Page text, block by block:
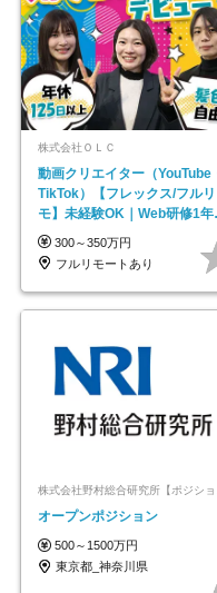
株式会社ＯＬＣ
動画クリエイター（YouTube
TikTok）【フレックス/フルリ
モ】未経験OK｜Web研修1年
｜副業OK
300～350万円
フルリモートあり
オープンポジション
500～1500万円
東京都_神奈川県